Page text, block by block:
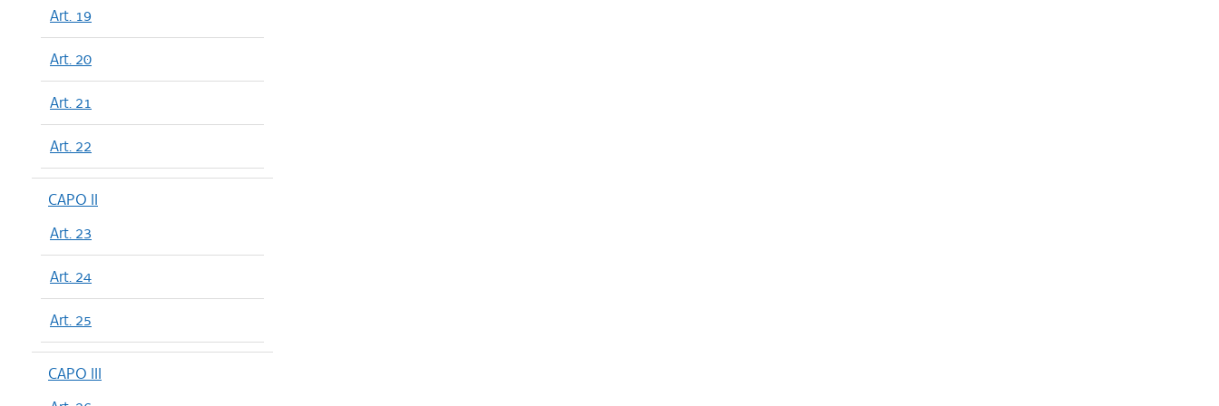
Art. 19
Art. 20
Art. 21
Art. 22
CAPO II
Art. 23
Art. 24
Art. 25
CAPO III